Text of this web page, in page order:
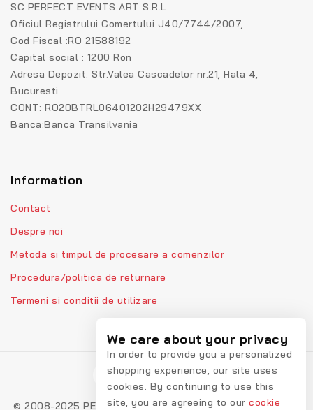
SC PERFECT EVENTS ART S.R.L
Oficiul Registrului Comertului J40/7744/2007,
Cod Fiscal :RO 21588192
Capital social : 1200 Ron
Adresa Depozit: Str.Valea Cascadelor nr.21, Hala 4,
Bucuresti
CONT: RO20BTRL06401202H29479XX
Banca:Banca Transilvania
Information
Contact
Despre noi
Metoda si timpul de procesare a comenzilor
Procedura/politica de returnare
Termeni si conditii de utilizare
© 2008-2025 PEPPIbambini - Lenjerii personalizate pentru
We care about your privacy
In order to provide you a personalized
shopping experience, our site uses
cookies. By continuing to use this
site, you are agreeing to our cookie